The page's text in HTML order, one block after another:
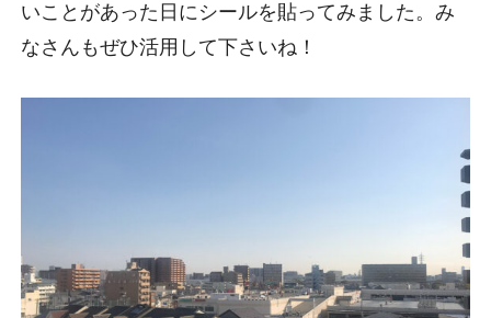
いことがあった日にシールを貼ってみました。み
なさんもぜひ活用して下さいね！